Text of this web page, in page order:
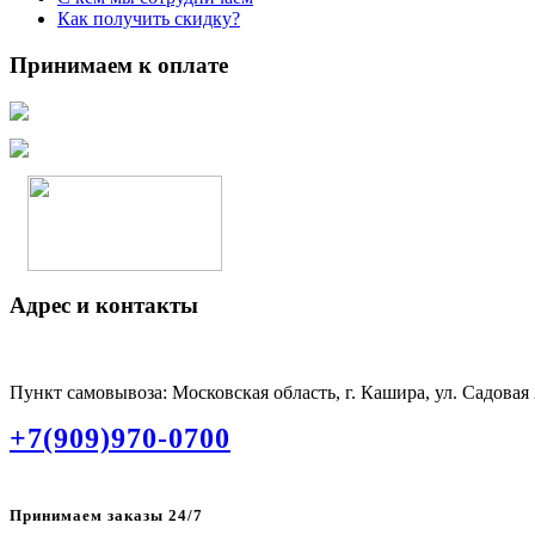
Как получить скидку?
Принимаем к оплате
Адрес и контакты
Пункт самовывоза: Московская область, г. Кашира, ул. Садовая
+7(909)970-0700
Принимаем заказы 24/7